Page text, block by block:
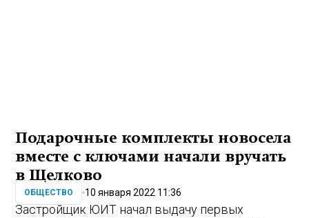
Подарочные комплекты новосела
вместе с ключами начали вручать
в Щелково
ОБЩЕСТВО 10 января 2022 11:36
Застройщик ЮИТ начал выдачу первых